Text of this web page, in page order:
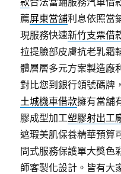
薦屏東當舖利息依照當
現服務快速新竹支票借
拉提臉部皮膚抗老乳霜
體層層多元方案製造廠
對比您到銀行領號碼牌
土城機車借款擁有當舖
膠成型加工塑膠射出工
遮瑕美肌保養精華預算
問式服務保護單大獎色
師客製化設計。皆有大